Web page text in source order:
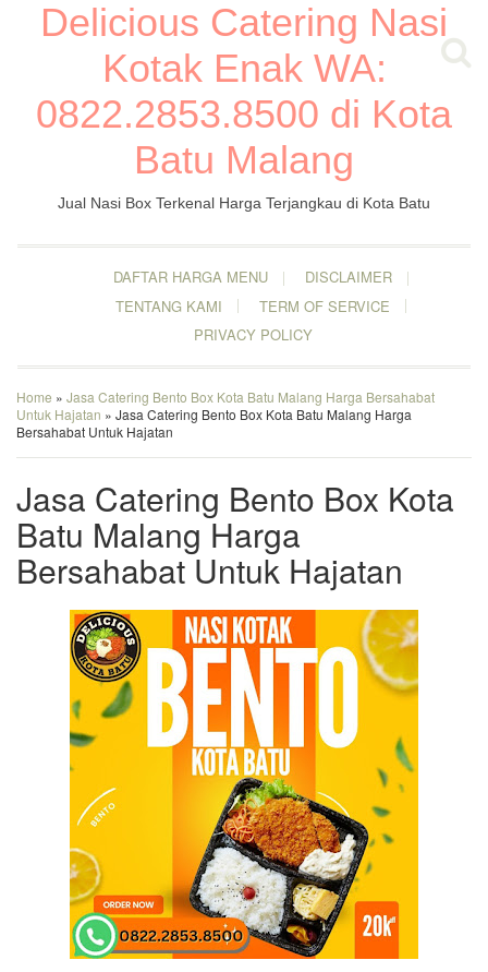
Delicious Catering Nasi
Kotak Enak WA:
0822.2853.8500 di Kota
Batu Malang
Jual Nasi Box Terkenal Harga Terjangkau di Kota Batu
DAFTAR HARGA MENU
DISCLAIMER
TENTANG KAMI
TERM OF SERVICE
PRIVACY POLICY
Home » Jasa Catering Bento Box Kota Batu Malang Harga Bersahabat
Untuk Hajatan » Jasa Catering Bento Box Kota Batu Malang Harga
Bersahabat Untuk Hajatan
Jasa Catering Bento Box Kota
Batu Malang Harga
Bersahabat Untuk Hajatan